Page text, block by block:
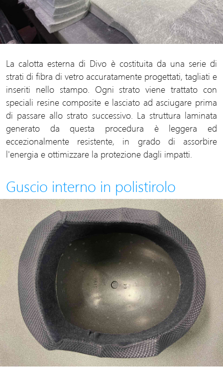
La calotta esterna di Divo è costituita da una serie di
strati di fibra di vetro accuratamente progettati, tagliati e
inseriti nello stampo. Ogni strato viene trattato con
speciali resine composite e lasciato ad asciugare prima
di passare allo strato successivo. La struttura laminata
generato da questa procedura è leggera ed
eccezionalmente resistente, in grado di assorbire
l'energia e ottimizzare la protezione dagli impatti.
Guscio interno in polistirolo